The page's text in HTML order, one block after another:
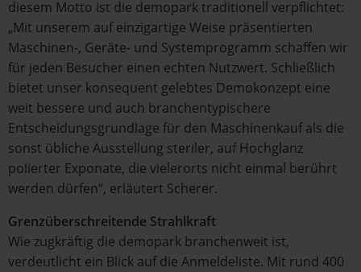
diesem Motto ist die demopark traditionell verpflichtet:
„Mit unserem auf einzigartige Weise präsentierten
Maschinen-, Geräte- und Systemprogramm schaffen wir
für jeden Besucher einen echten Nutzwert. Schließlich
bietet unser konsequent gelebtes Demokonzept eine
weit bessere und auch branchentypischere
Entscheidungsgrundlage für den Maschinenkauf als die
sonst übliche Ausstellung steriler, auf Hochglanz
polierter Exponate, die vielerorts nicht einmal berührt
werden dürfen“, erläutert Scherer.
Grenzüberschreitende Strahlkraft
Wie zugkräftig die demopark branchenweit ist,
verdeutlicht ein Blick auf die Anmeldeliste. Mit rund 400